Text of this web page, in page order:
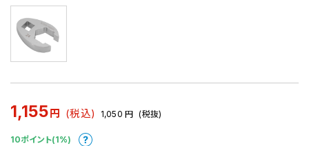
1,155 円 (税込) 1,050 円 (税抜)
10ポイント(1%)